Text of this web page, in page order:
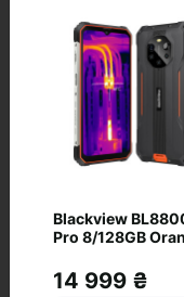
Dolby Atmos, Hi-
Blackview
Pro 8/128GB
14 999 ₴